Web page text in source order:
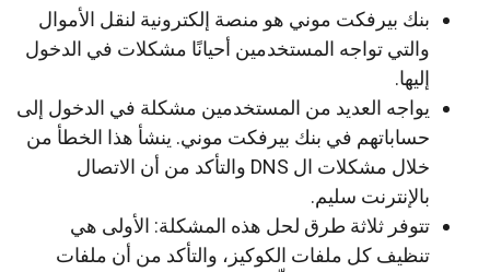
بنك بيرفكت موني هو منصة إلكترونية لنقل الأموال
والتي تواجه المستخدمين أحيانًا مشكلات في الدخول
إليها.
يواجه العديد من المستخدمين مشكلة في الدخول إلى
حساباتهم في بنك بيرفكت موني. ينشأ هذا الخطأ من
خلال مشكلات ال DNS والتأكد من أن الاتصال
بالإنترنت سليم.
تتوفر ثلاثة طرق لحل هذه المشكلة: الأولى هي
تنظيف كل ملفات الكوكيز، والتأكد من أن ملفات